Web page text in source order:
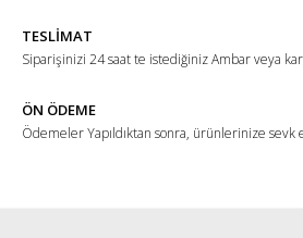
Ürün bilgilerinde hatalar bulunuyor.
Bu ürüne benzer farklı alternatifler olmalı.
TESLİMAT
Siparişinizi 24 saat te istediğiniz Ambar veya
ÖN ÖDEME
Ödemeler Yapıldıktan sonra, ürünlerinize sevk